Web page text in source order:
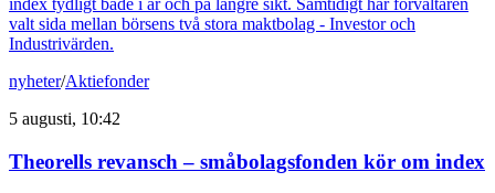
index tydligt både i år och på längre sikt. Samtidigt har förvaltaren
valt sida mellan börsens två stora maktbolag - Investor och
Industrivärden.
nyheter/Aktiefonder
5 augusti, 10:42
Theorells revansch – småbolagsfonden kör om index